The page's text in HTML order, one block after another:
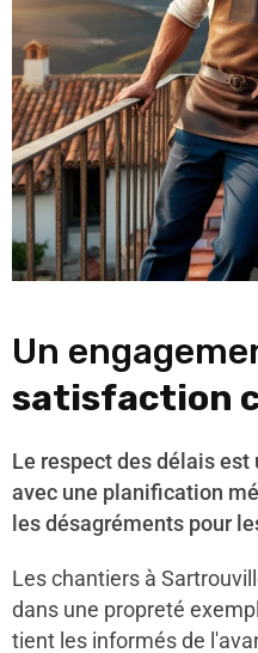
Un
satisfaction
Le respect des délais
avec une planification
les désagréments pour
Les chantiers à
dans une propreté
tient les informés de